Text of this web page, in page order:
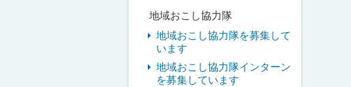
地域おこし協力隊
地域おこし協力隊を募集して
います
地域おこし協力隊インターン
を募集しています